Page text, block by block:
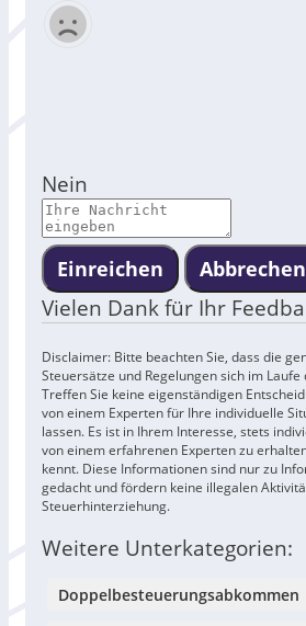
Nein
Einreichen Abbrechen
Vielen Dank für Ihr
Disclaimer: Bitte beachten Sie, dass die
Steuersätze und Regelungen sich im
Treffen Sie keine eigenständigen
von einem Experten für Ihre individuelle
lassen. Es ist in Ihrem Interesse, stets
von einem erfahrenen Experten zu
kennt. Diese Informationen sind nur zu
gedacht und fördern keine illegalen
Steuerhinterziehung.
Weitere Unterkategorien:
Doppelbesteuerungsabkommen